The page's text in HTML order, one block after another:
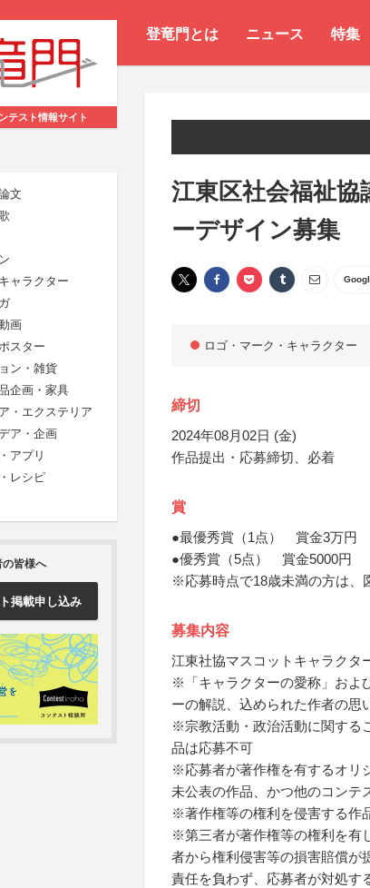
登竜門とは ニュース 特集
テスト情報サイト
文
ャラクター
画
スター
ン・雑貨
企画・家具
・エクステリア
ア・企画
アプリ
レシピ
の皆様へ
掲載申し込み
江東区社会福祉
ーデザイン募集
ロゴ・マーク・キャラクター
締切
2024年08月02日 (金)
作品提出・応募締切、必着
賞
●最優秀賞（1点） 賞金3万円
●優秀賞（5点） 賞金5000円
※応募時点で18歳未満の方は、
募集内容
江東社協マスコットキャラクタ
※「キャラクターの愛称」およ
ーの解説、込められた作者の思
※宗教活動・政治活動に関する
品は応募不可
※応募者が著作権を有するオリ
未公表の作品、かつ他のコンテ
※著作権等の権利を侵害する作
※第三者が著作権等の権利を有
者から権利侵害等の損害賠償が
責任を負わず、応募者が対処す